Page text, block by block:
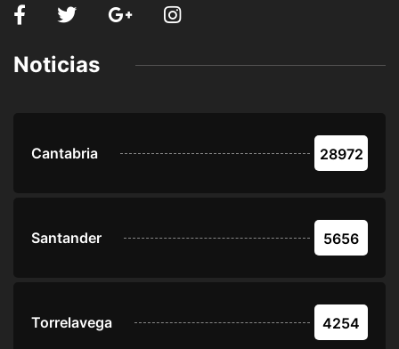
Noticias
Cantabria 28972
Santander 5656
Torrelavega 4254